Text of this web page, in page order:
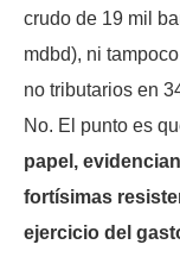
crudo de 19 mil
mdbd), ni
no tributarios en
No. El punto es
papel,
fortísimas
ejercicio del